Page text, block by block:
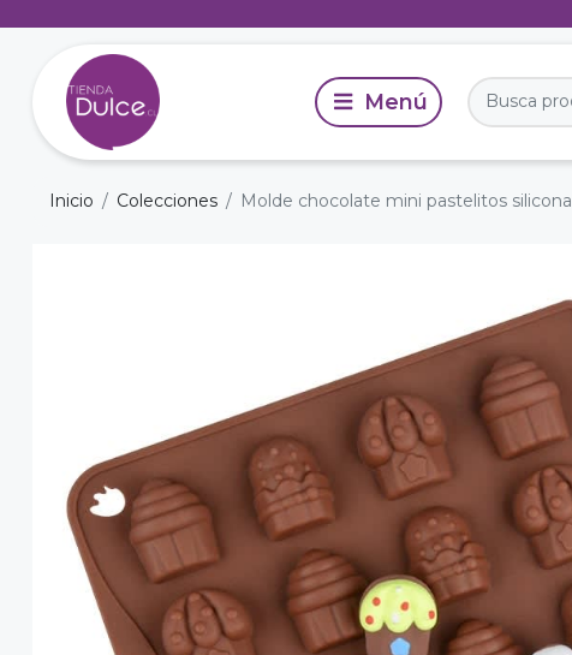
Inicio Colecciones Molde chocolate mini pastelitos silicona